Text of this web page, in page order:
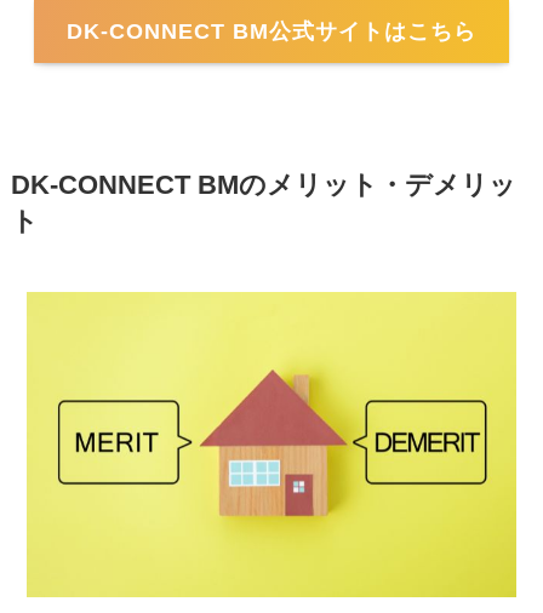
DK-CONNECT BM公式サイトはこちら
DK-CONNECT BMのメリット・デメリッ
ト